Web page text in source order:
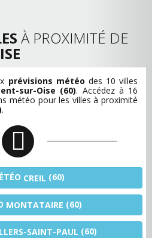
À PROXIMITÉ DE
prévisions météo des 10 villes
sur-Oise (60). Accédez à 16
météo pour les villes à proximité
.
CREIL (60)
MONTATAIRE (60)
SAINT-PAUL (60)